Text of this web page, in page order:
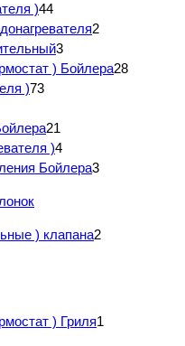
)44
2
3
) Бойлера28
)73
21
)4
Бойлера3
) клапана2
) Гриля1